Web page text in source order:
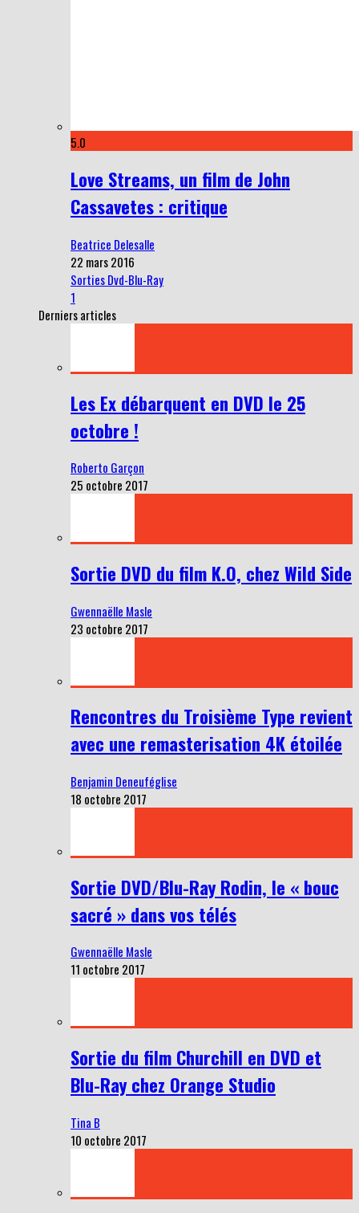
5.0
Love Streams, un film de John
Cassavetes : critique
Beatrice Delesalle
22 mars 2016
Sorties Dvd-Blu-Ray
1
Derniers articles
Les Ex débarquent en DVD le 25
octobre !
Roberto Garçon
25 octobre 2017
Sortie DVD du film K.O, chez Wild Side
Gwennaëlle Masle
23 octobre 2017
Rencontres du Troisième Type revient
avec une remasterisation 4K étoilée
Benjamin Deneuféglise
18 octobre 2017
Sortie DVD/Blu-Ray Rodin, le « bouc
sacré » dans vos télés
Gwennaëlle Masle
11 octobre 2017
Sortie du film Churchill en DVD et
Blu-Ray chez Orange Studio
Tina B
10 octobre 2017